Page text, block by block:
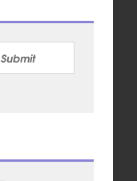
Submit